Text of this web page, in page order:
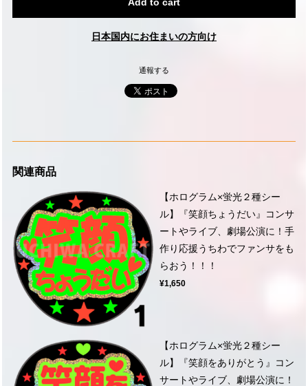
日本国内にお住まいの方向け
通報する
関連商品
【ホログラム×蛍光２種シー
ル】『笑顔ちょうだい』コンサ
ートやライブ、劇場公演に！手
作り応援うちわでファンサをも
らおう！！！
¥1,650
【ホログラム×蛍光２種シー
ル】『笑顔をありがとう』コン
サートやライブ、劇場公演に！